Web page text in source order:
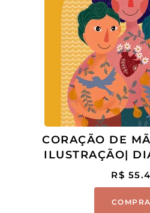
CORAÇÃO DE
ILUSTRAÇÃO|
R$